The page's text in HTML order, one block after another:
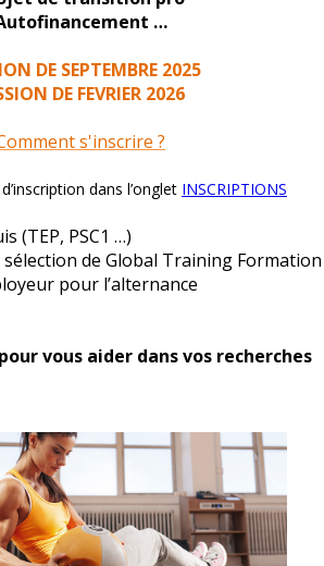
reconnu professionnellement, vous
activité.
avez envie d’être.
vos besoins. Vous pouvez dés à